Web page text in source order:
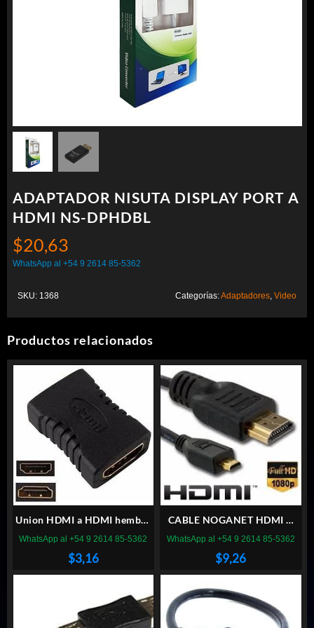
ADAPTADOR NISUTA DISPLAY PORT A
HDMI NS-DPHDBL
$20,63
WhatsApp al +54 9 2614 85-5362
SKU: 1368 Categorías:Adaptadores, Video
Productos relacionados
Union HDMI a HDMI hembra
hembra
$3,16
WhatsApp al +54 9 2614 85-5362
CABLE NOGANET HDMI A
MINIHDMI 2M
$9,26
WhatsApp al +54 9 2614 85-5362